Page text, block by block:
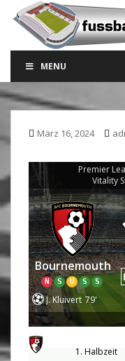
o
m
i
o
n
e
MENU
März 16, 2024
Premier
Vitality
Bournemouth
N S U S S
J. Kluivert 79'
1. Halbzeit